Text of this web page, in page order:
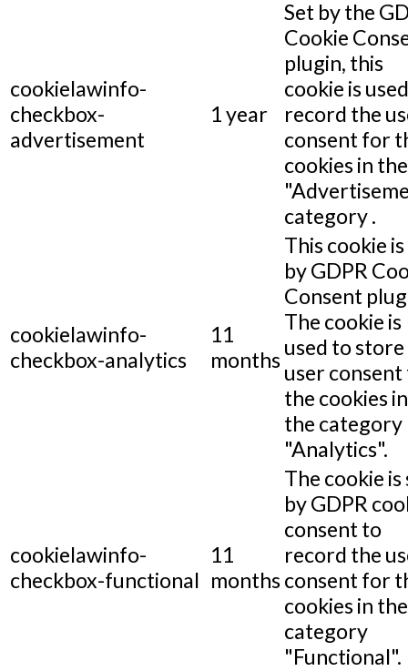
cookielawinfo-
checkbox-
advertisement
1 year
Set by the
Cookie
plugin, this
cookie is
record the
consent for
cookies in the
category .
cookielawinfo-
checkbox-analytics
11
months
This cookie
by GDPR
Consent
The cookie is
used to
user
the cookies in
the category
"Analytics".
cookielawinfo-
checkbox-functional
11
months
The cookie is
by GDPR
consent to
record the
consent for
cookies in the
category
"Functional".